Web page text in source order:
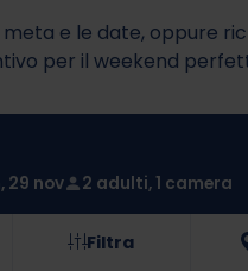
meta e le date, oppure
per il weekend
29 nov 2 adulti, 1 camera
Filtra